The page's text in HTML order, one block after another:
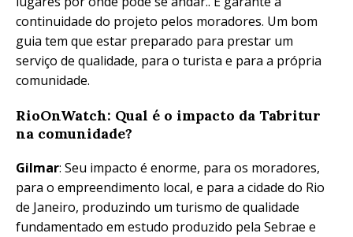
continuidade do projeto pelos moradores. Um bom
guia tem que estar preparado para prestar um
serviço de qualidade, para o turista e para a própria
comunidade.
RioOnWatch: Qual é o impacto da Tabritur
na comunidade?
Gilmar: Seu impacto é enorme, para os moradores,
para o empreendimento local, e para a cidade do Rio
de Janeiro, produzindo um turismo de qualidade
fundamentado em estudo produzido pela Sebrae e